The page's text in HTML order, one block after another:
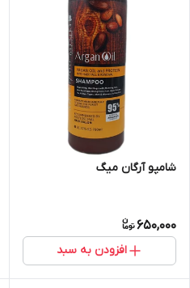
شامپو آرگان میگ
650,000
افزودن به سبد